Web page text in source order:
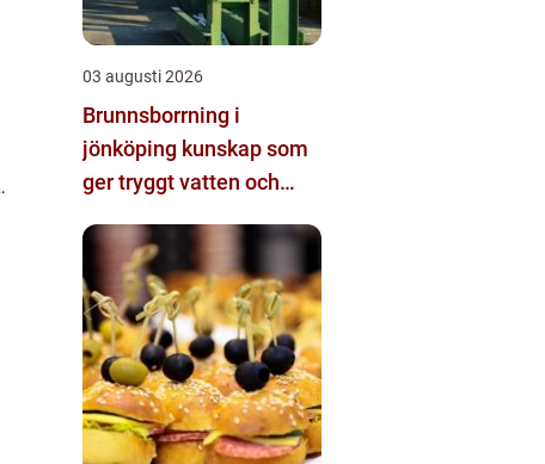
03 augusti 2026
Brunnsborrning i
jönköping kunskap som
ger tryggt vatten och